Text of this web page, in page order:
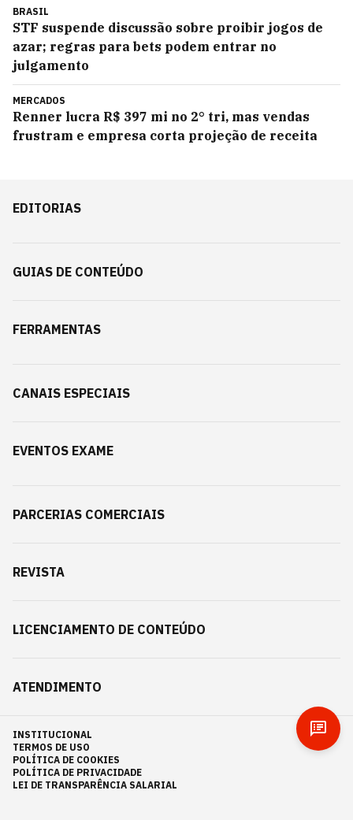
BRASIL
STF suspende discussão sobre proibir jogos de
azar; regras para bets podem entrar no
julgamento
MERCADOS
Renner lucra R$ 397 mi no 2° tri, mas vendas
frustram e empresa corta projeção de receita
EDITORIAS
GUIAS DE CONTEÚDO
FERRAMENTAS
CANAIS ESPECIAIS
EVENTOS EXAME
PARCERIAS COMERCIAIS
REVISTA
LICENCIAMENTO DE CONTEÚDO
ATENDIMENTO
INSTITUCIONAL
TERMOS DE USO
POLÍTICA DE COOKIES
POLÍTICA DE PRIVACIDADE
LEI DE TRANSPARÊNCIA SALARIAL